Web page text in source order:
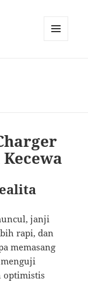
janji
rapi, dan
memasang
optimistis